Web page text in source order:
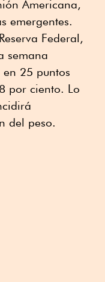
Americana,
emergentes.
Federal,
semana
25 puntos
por ciento. Lo
del peso.